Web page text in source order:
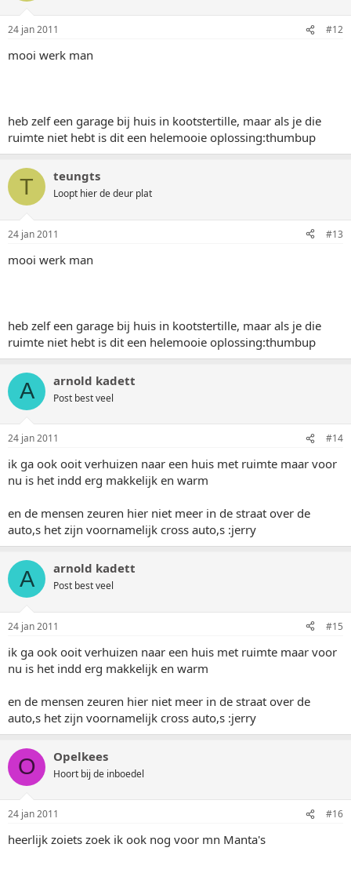
24 jan 2011 #12
mooi werk man
heb zelf een garage bij huis in kootstertille, maar als je die
ruimte niet hebt is dit een helemooie oplossing:thumbup
T teungts
Loopt hier de deur plat
24 jan 2011 #13
mooi werk man
heb zelf een garage bij huis in kootstertille, maar als je die
ruimte niet hebt is dit een helemooie oplossing:thumbup
A arnold kadett
Post best veel
24 jan 2011 #14
ik ga ook ooit verhuizen naar een huis met ruimte maar voor
nu is het indd erg makkelijk en warm
en de mensen zeuren hier niet meer in de straat over de
auto,s het zijn voornamelijk cross auto,s :jerry
A arnold kadett
Post best veel
24 jan 2011 #15
ik ga ook ooit verhuizen naar een huis met ruimte maar voor
nu is het indd erg makkelijk en warm
en de mensen zeuren hier niet meer in de straat over de
auto,s het zijn voornamelijk cross auto,s :jerry
O Opelkees
Hoort bij de inboedel
24 jan 2011 #16
heerlijk zoiets zoek ik ook nog voor mn Manta's